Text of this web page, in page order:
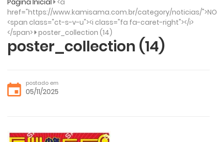
Página Inicial <a
href="https://www.kamisama.com.br/category/noticias/
<span class="ct-s-v-u"><i class="fa fa-caret-right"></i>
</span> poster_collection (14)
poster_collection (14)
postado em
05/11/2025